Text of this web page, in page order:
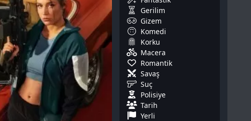
Gerilim
Gizem
Komedi
Korku
Macera
Romantik
Savaş
Suç
Polisiye
Tarih
Yerli